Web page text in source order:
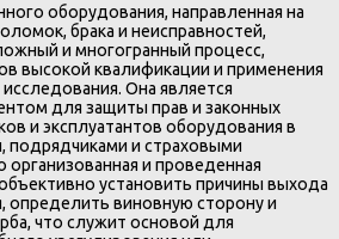
оборудования, направленная на
брака и неисправностей,
и многогранный процесс,
высокой квалификации и применения
Она является
для защиты прав и законных
и эксплуатантов оборудования в
подрядчиками и страховыми
и проведенная
установить причины выхода
определить виновную сторону и
что служит основой для